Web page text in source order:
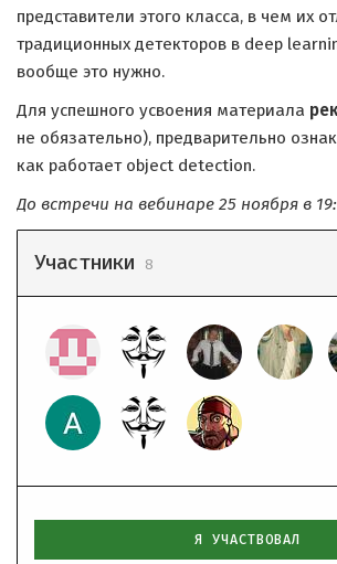
представители этого класса, в чем их
традиционных детекторов в deep
вообще это нужно.
Для успешного усвоения материала
не обязательно), предварительно
как работает object detection.
До встречи на вебинаре 25 ноября в
Участники 8
Я УЧАСТВОВАЛ